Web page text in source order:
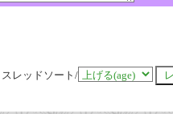
スレッドソート/